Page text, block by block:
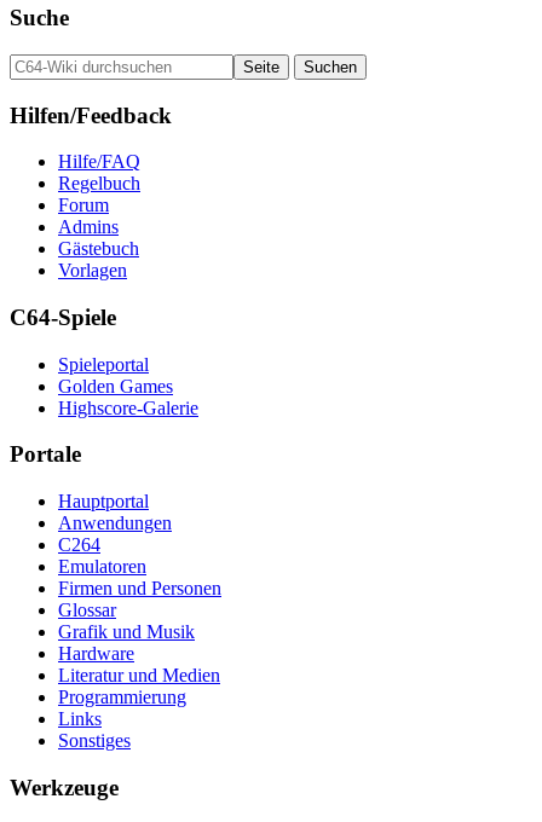
Suche
Hilfen/Feedback
Hilfe/FAQ
Regelbuch
Forum
Admins
Gästebuch
Vorlagen
C64-Spiele
Spieleportal
Golden Games
Highscore-Galerie
Portale
Hauptportal
Anwendungen
C264
Emulatoren
Firmen und Personen
Glossar
Grafik und Musik
Hardware
Literatur und Medien
Programmierung
Links
Sonstiges
Werkzeuge